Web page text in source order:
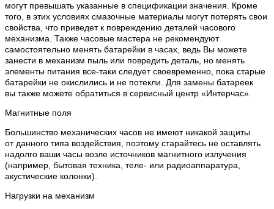
могут превышать указанные в спецификации значения. Кроме
того, в этих условиях смазочные материалы могут потерять свои
свойства, что приведет к повреждению деталей часового
механизма. Также часовые мастера не рекомендуют
самостоятельно менять батарейки в часах, ведь Вы можете
занести в механизм пыль или повредить деталь, но менять
элементы питания все-таки следует своевременно, пока старые
батарейки не окислились и не потекли. Для замены батареек
вы также можете обратиться в сервисный центр «Интерчас».
Магнитные поля
Большинство механических часов не имеют никакой защиты
от данного типа воздействия, поэтому старайтесь не оставлять
надолго ваши часы возле источников магнитного излучения
(например, бытовая техника, теле- или радиоаппаратура,
акустические колонки).
Нагрузки на механизм